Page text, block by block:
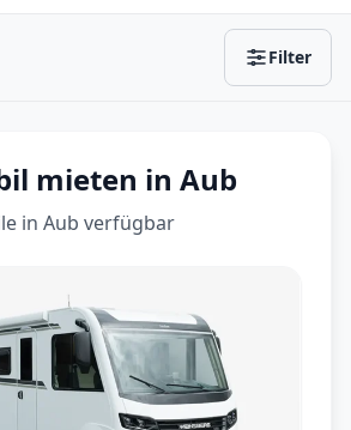
Filter
mieten in Aub
in Aub verfügbar